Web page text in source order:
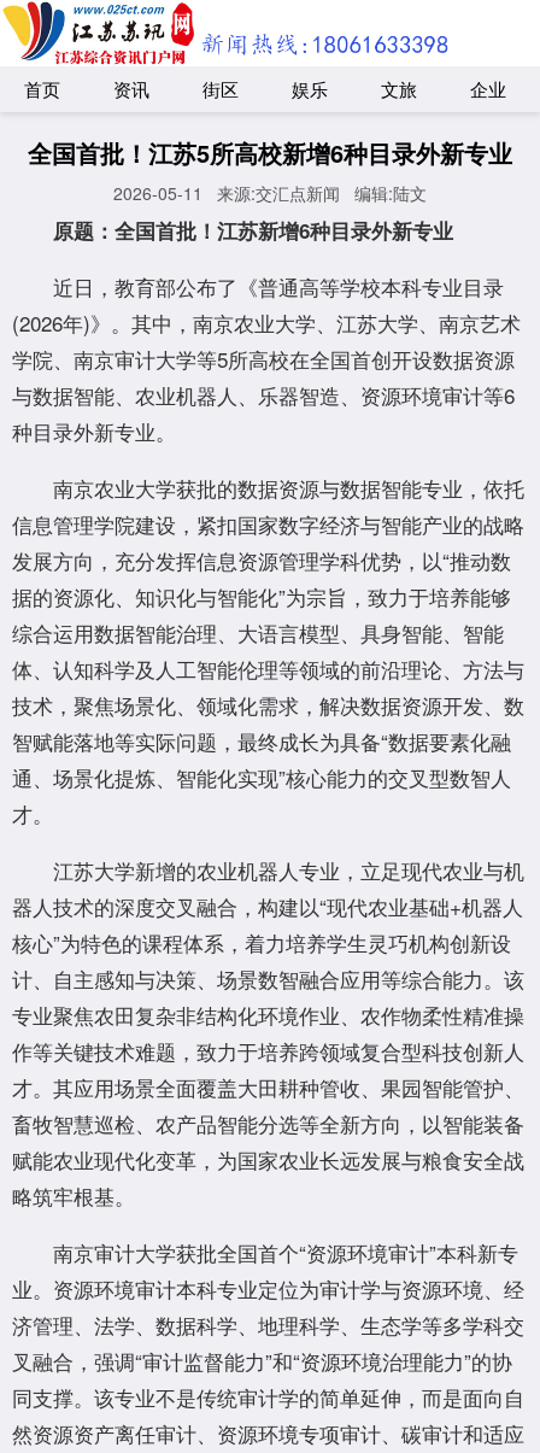
首页 资讯 街区 娱乐 文旅 企业
全国首批！江苏5所高校新增6种目录外新专业
2026-05-11 来源:交汇点新闻 编辑:陆文
原题：全国首批！江苏新增6种目录外新专业
近日，教育部公布了《普通高等学校本科专业目录
(2026年)》。其中，南京农业大学、江苏大学、南京艺术
学院、南京审计大学等5所高校在全国首创开设数据资源
与数据智能、农业机器人、乐器智造、资源环境审计等6
种目录外新专业。
南京农业大学获批的数据资源与数据智能专业，依托
信息管理学院建设，紧扣国家数字经济与智能产业的战略
发展方向，充分发挥信息资源管理学科优势，以“推动数
据的资源化、知识化与智能化”为宗旨，致力于培养能够
综合运用数据智能治理、大语言模型、具身智能、智能
体、认知科学及人工智能伦理等领域的前沿理论、方法与
技术，聚焦场景化、领域化需求，解决数据资源开发、数
智赋能落地等实际问题，最终成长为具备“数据要素化融
通、场景化提炼、智能化实现”核心能力的交叉型数智人
才。
江苏大学新增的农业机器人专业，立足现代农业与机
器人技术的深度交叉融合，构建以“现代农业基础+机器人
核心”为特色的课程体系，着力培养学生灵巧机构创新设
计、自主感知与决策、场景数智融合应用等综合能力。该
专业聚焦农田复杂非结构化环境作业、农作物柔性精准操
作等关键技术难题，致力于培养跨领域复合型科技创新人
才。其应用场景全面覆盖大田耕种管收、果园智能管护、
畜牧智慧巡检、农产品智能分选等全新方向，以智能装备
赋能农业现代化变革，为国家农业长远发展与粮食安全战
略筑牢根基。
南京审计大学获批全国首个“资源环境审计”本科新专
业。资源环境审计本科专业定位为审计学与资源环境、经
济管理、法学、数据科学、地理科学、生态学等多学科交
叉融合，强调“审计监督能力”和“资源环境治理能力”的协
同支撑。该专业不是传统审计学的简单延伸，而是面向自
然资源资产离任审计、资源环境专项审计、碳审计和适应